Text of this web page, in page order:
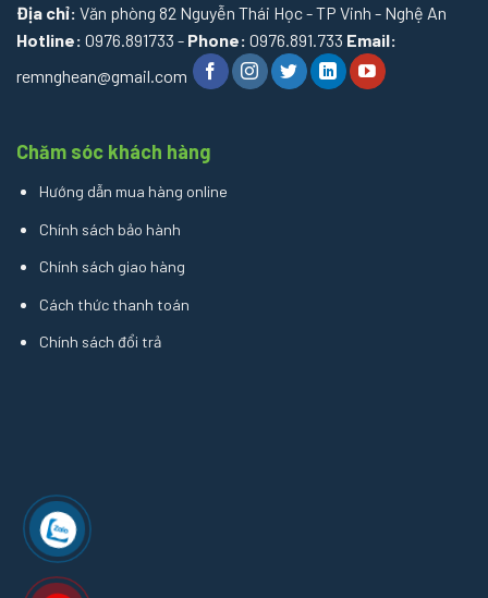
Địa chỉ: Văn phòng 82 Nguyễn Thái Học - TP Vinh - Nghệ An
Hotline: 0976.891733 - Phone: 0976.891.733 Email:
remnghean@gmail.com
Chăm sóc khách hàng
Hướng dẫn mua hàng online
Chính sách bảo hành
Chính sách giao hàng
Cách thức thanh toán
Chính sách đổi trả